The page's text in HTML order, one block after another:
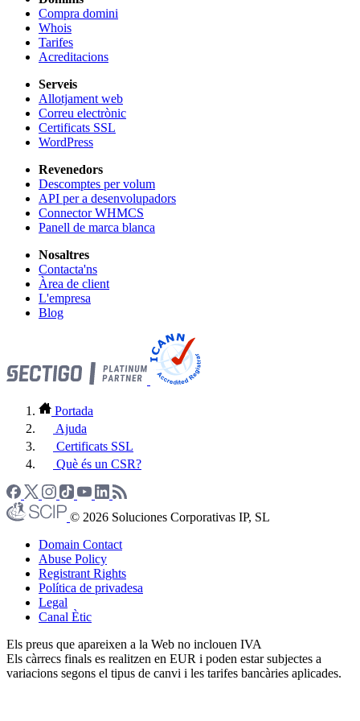
Compra domini
Whois
Tarifes
Acreditacions
Serveis
Allotjament web
Correu electrònic
Certificats SSL
WordPress
Revenedors
Descomptes per volum
API per a desenvolupadors
Connector WHMCS
Panell de marca blanca
Nosaltres
Contacta'ns
Àrea de client
L'empresa
Blog
Portada
Ajuda
Certificats SSL
Què és un CSR?
© 2026 Soluciones Corporativas IP, SL
Domain Contact
Abuse Policy
Registrant Rights
Política de privadesa
Legal
Canal Ètic
Els preus que apareixen a la Web no inclouen IVA
Els càrrecs finals es realitzen en EUR i poden estar subjectes a
variacions segons el tipus de canvi i les tarifes bancàries aplicades.